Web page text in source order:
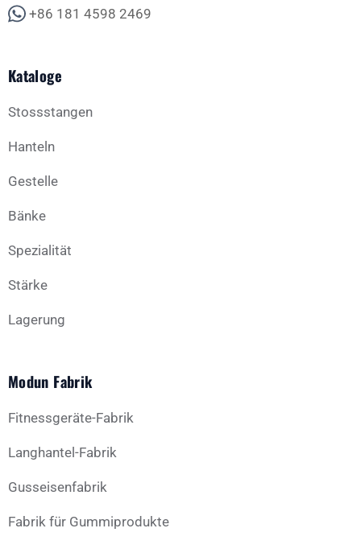
+86 181 4598 2469
Kataloge
Stossstangen
Hanteln
Gestelle
Bänke
Spezialität
Stärke
Lagerung
Modun Fabrik
Fitnessgeräte-Fabrik
Langhantel-Fabrik
Gusseisenfabrik
Fabrik für Gummiprodukte